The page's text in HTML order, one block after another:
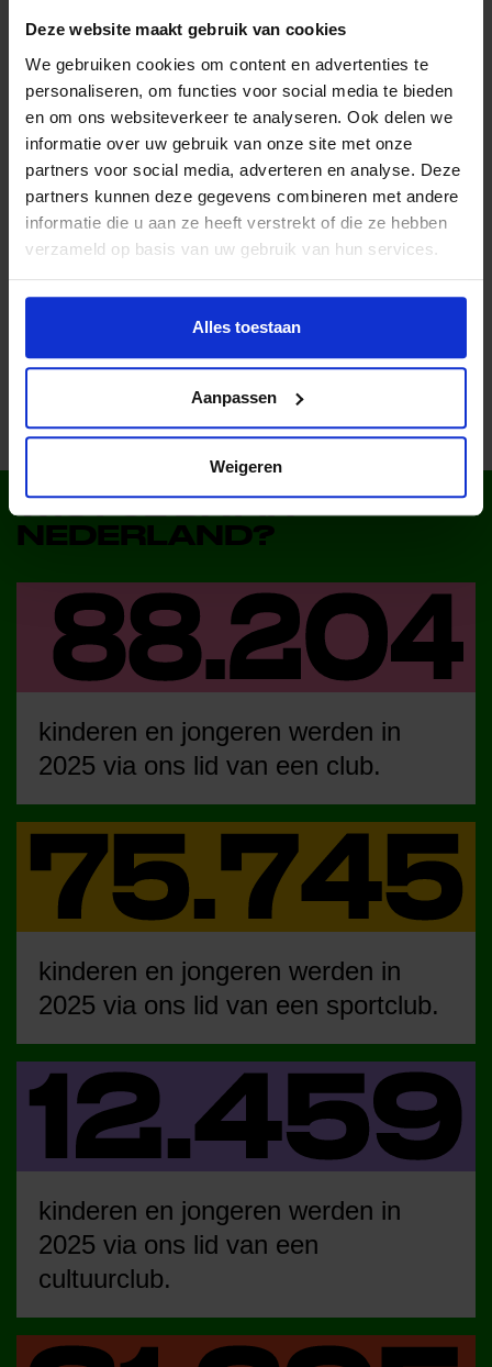
Deze website maakt gebruik van cookies
We gebruiken cookies om content en advertenties te
personaliseren, om functies voor social media te bieden
en om ons websiteverkeer te analyseren. Ook delen we
informatie over uw gebruik van onze site met onze
partners voor social media, adverteren en analyse. Deze
partners kunnen deze gegevens combineren met andere
informatie die u aan ze heeft verstrekt of die ze hebben
verzameld op basis van uw gebruik van hun services.
Alles toestaan
Aanpassen
Weigeren
operationalisering en uitvoering.
Participatie aan vergaderingen van het bestuur van het
Jeugdfonds Sport & Cultuur ’s-Hertogenbosch-Vught.
Bijdrage leveren aan de andere beleidsgebieden
binnen van het bestuur.
Lees meer nieuws
Deel dit bericht op social media!
WIST JE DAT IN
NEDERLAND?
kinderen en jongeren werden in
2025 via ons lid van een club.
kinderen en jongeren werden in
2025 via ons lid van een sportclub.
kinderen en jongeren werden in
2025 via ons lid van een
cultuurclub.